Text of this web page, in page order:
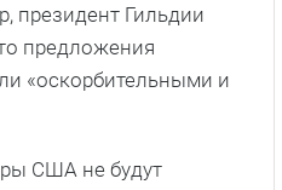
президент Гильдии
предложения
«оскорбительными и
США не будут